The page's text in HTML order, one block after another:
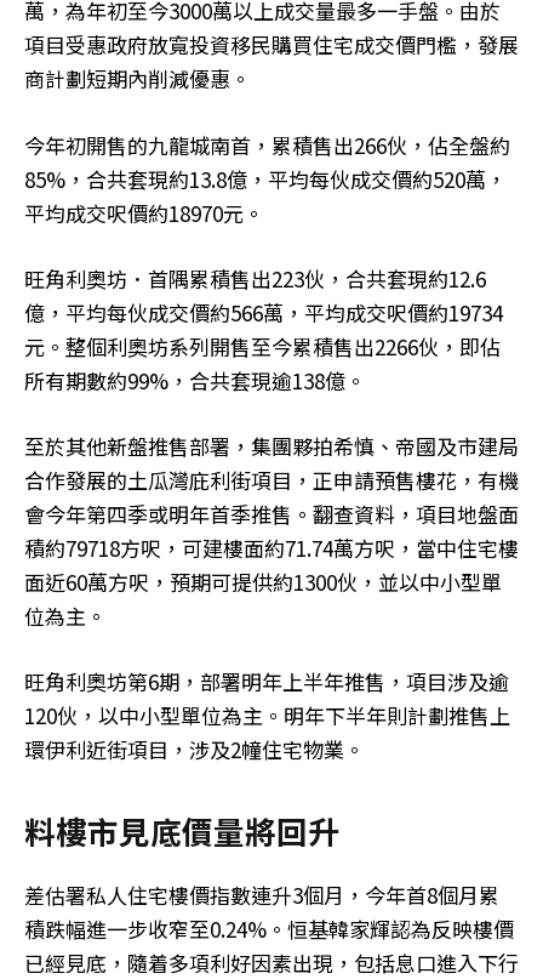
萬，為年初至今3000萬以上成交量最多一手盤。由於
項目受惠政府放寬投資移民購買住宅成交價門檻，發展
商計劃短期內削減優惠。
今年初開售的九龍城南首，累積售出266伙，佔全盤約
85%，合共套現約13.8億，平均每伙成交價約520萬，
平均成交呎價約18970元。
旺角利奧坊．首隅累積售出223伙，合共套現約12.6
億，平均每伙成交價約566萬，平均成交呎價約19734
元。整個利奧坊系列開售至今累積售出2266伙，即佔
所有期數約99%，合共套現逾138億。
至於其他新盤推售部署，集團夥拍希慎、帝國及市建局
合作發展的土瓜灣庇利街項目，正申請預售樓花，有機
會今年第四季或明年首季推售。翻查資料，項目地盤面
積約79718方呎，可建樓面約71.74萬方呎，當中住宅樓
面近60萬方呎，預期可提供約1300伙，並以中小型單
位為主。
旺角利奧坊第6期，部署明年上半年推售，項目涉及逾
120伙，以中小型單位為主。明年下半年則計劃推售上
環伊利近街項目，涉及2幢住宅物業。
料樓市見底價量將回升
差估署私人住宅樓價指數連升3個月，今年首8個月累
積跌幅進一步收窄至0.24%。恒基韓家輝認為反映樓價
已經見底，隨着多項利好因素出現，包括息口進入下行